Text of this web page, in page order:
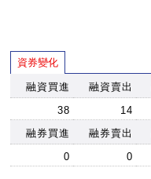
資券變化
融資買進 融資賣出
38
14
融券買進
融券賣出
0
0